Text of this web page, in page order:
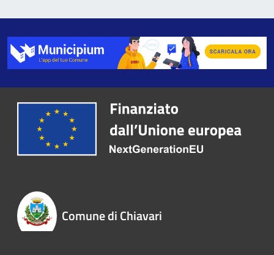
Comune di Chiavari